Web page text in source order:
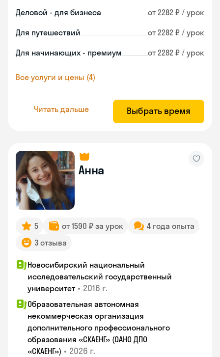
Деловой - для бизнеса от 2282 ₽ / урок
Для путешествий от 2282 ₽ / урок
Для начинающих - премиум от 2282 ₽ / урок
Все услуги и цены (4)
Читать дальше Выбрать время
Анна
5 от 1590 ₽ за урок
4 года опыта
3 отзыва
Новосибирский национальный
исследовательский государственный
университет • 2016 г.
Образовательная автономная
некоммерческая организация
дополнительного профессионального
образования «СКАЕНГ» (ОАНО ДПО
«СКАЕНГ») • 2026 г.